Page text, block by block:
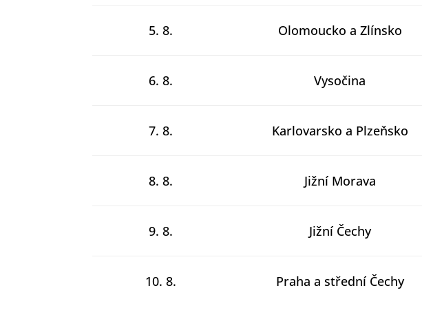
5. 8. Olomoucko a Zlínsko
6. 8. Vysočina
7. 8. Karlovarsko a Plzeňsko
8. 8. Jižní Morava
9. 8. Jižní Čechy
10. 8. Praha a střední Čechy